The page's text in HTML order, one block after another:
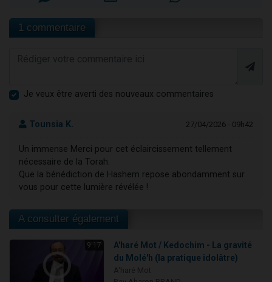
1 commentaire
Je veux être averti des nouveaux commentaires
Tounsia K. 27/04/2026 - 09h42
Un immense Merci pour cet éclaircissement tellement
nécessaire de la Torah.
Que la bénédiction de Hashem repose abondamment sur
vous pour cette lumière révélée !
A consulter également
9:17
A'haré Mot / Kedochim - La gravité
du Molé'h (la pratique idolâtre)